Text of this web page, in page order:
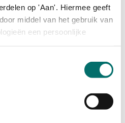
op 'Aan'. Hiermee geeft
middel van het gebruik van
een persoonlijke